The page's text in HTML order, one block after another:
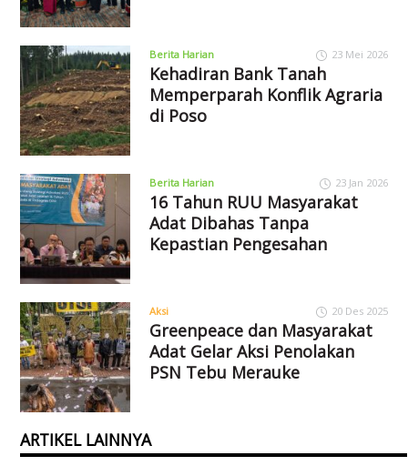
Berita Harian 23 Mei 2026
Kehadiran Bank Tanah
Memperparah Konflik Agraria
di Poso
Berita Harian 23 Jan 2026
16 Tahun RUU Masyarakat
Adat Dibahas Tanpa
Kepastian Pengesahan
Aksi 20 Des 2025
Greenpeace dan Masyarakat
Adat Gelar Aksi Penolakan
PSN Tebu Merauke
ARTIKEL LAINNYA